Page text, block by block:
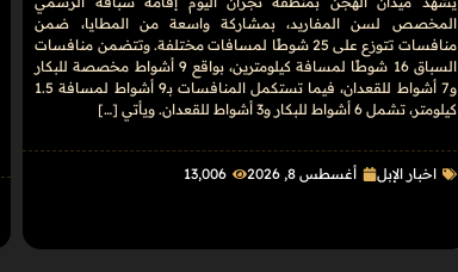
المخصص لسن المفاريد، بمشاركة واسعة من المطايا، ضمن
منافسات تتوزع على 25 شوطًا لمسافات مختلفة. وتتضمن منافسات
السباق 16 شوطًا لمسافة كيلومترين، بواقع 9 أشواط مخصصة للبكار
و7 أشواط للقعدان، فيما تستكمل المنافسات بـ9 أشواط لمسافة 1.5
كيلومتر، تشمل 6 أشواط للبكار و3 أشواط للقعدان. ويأتي […]
اخبار الإبل أغسطس 8, 2026 13٬006